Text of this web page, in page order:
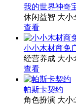
我的世界神奇
休闲益智 大小
查看
小小木材商免
经营养成 大小
查看
帕斯卡契约
角色扮演 大小